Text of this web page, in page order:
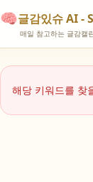
🧠글감있슈 AI -
매일 참고하는 글감캘
해당 키워드를 찾